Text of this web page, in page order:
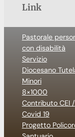
Link
Pastorale
con disabilità
Servizio
Diocesano
Minori
8×1000
Contributo CEI /
Covid 19
Progetto